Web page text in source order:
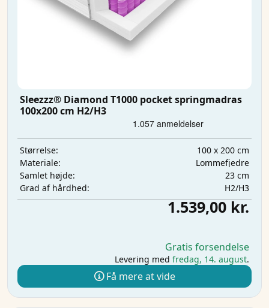
Sleezzz® Diamond T1000 pocket springmadras
100x200 cm H2/H3
Størrelse:
100 x 200 cm
Materiale:
Lommefjedre
Samlet højde:
23 cm
Grad af hårdhed:
H2/H3
1.539,00 kr.
Gratis forsendelse
Levering med fredag, 14. august.
Få mere at vide